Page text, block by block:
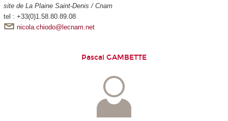
site de La Plaine Saint-Denis / Cnam
tel : +33(0)1.58.80.89.08
nicola.chiodo@lecnam.net
Pascal GAMBETTE